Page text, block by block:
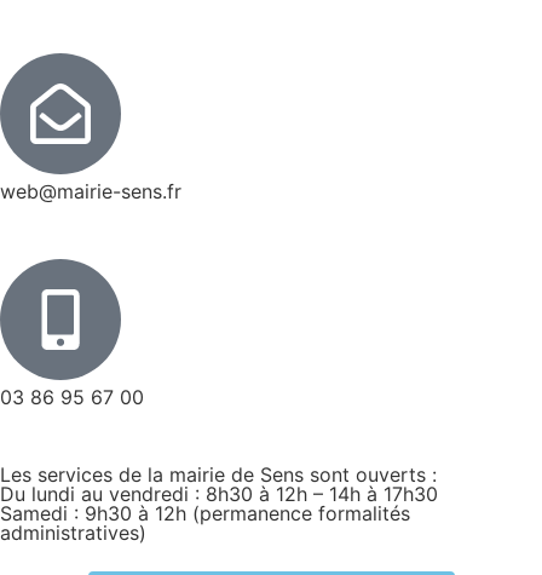
web@mairie-sens.fr
03 86 95 67 00
Les services de la mairie de Sens sont ouverts :
Du lundi au vendredi : 8h30 à 12h – 14h à 17h30
Samedi : 9h30 à 12h (permanence formalités
administratives)